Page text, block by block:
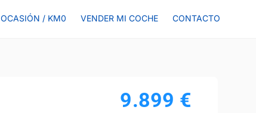
OCASIÓN / KM0 VENDER MI COCHE CONTACTO
9.899 €